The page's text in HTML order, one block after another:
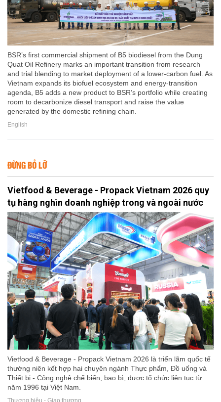
BSR’s first commercial shipment of B5 biodiesel from the Dung
Quat Oil Refinery marks an important transition from research
and trial blending to market deployment of a lower-carbon fuel. As
Vietnam expands its biofuel ecosystem and energy-transition
agenda, B5 adds a new product to BSR’s portfolio while creating
room to decarbonize diesel transport and raise the value
generated by the domestic refining chain.
English
ĐỪNG BỎ LỠ
Vietfood & Beverage - Propack Vietnam 2026 quy
tụ hàng nghìn doanh nghiệp trong và ngoài nước
Vietfood & Beverage - Propack Vietnam 2026 là triển lãm quốc tế
thường niên kết hợp hai chuyên ngành Thực phẩm, Đồ uống và
Thiết bị - Công nghệ chế biến, bao bì, được tổ chức liên tục từ
năm 1996 tại Việt Nam.